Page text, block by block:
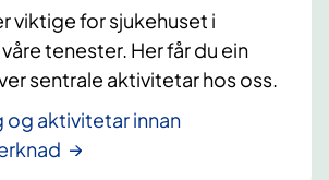
viktige for sjukehuset i
tenester. Her får du ein
sentrale aktivitetar hos oss.
og aktivitetar innan